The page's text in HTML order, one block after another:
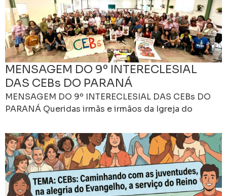
MENSAGEM DO 9º INTERECLESIAL
DAS CEBs DO PARANÁ
MENSAGEM DO 9º INTERECLESIAL DAS CEBs DO
PARANÁ Queridas irmãs e irmãos da Igreja do